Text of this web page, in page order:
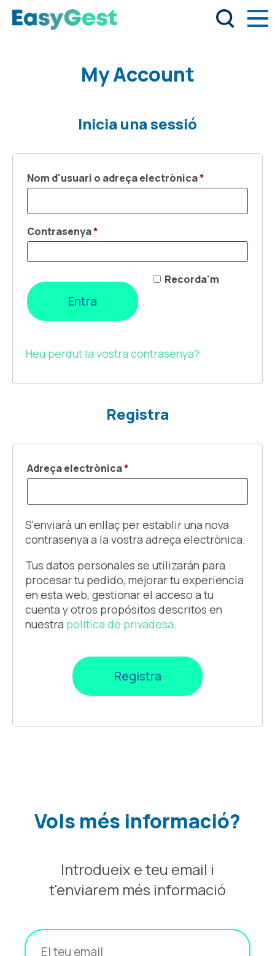
My Account
Inicia una sessió
Nom d'usuari o adreça electrònica*
Contrasenya*
Recorda'm
Entra
Heu perdut la vostra contrasenya?
Registra
Adreça electrònica*
S'enviarà un enllaç per establir una nova
contrasenya a la vostra adreça electrònica.
Tus datos personales se utilizarán para
procesar tu pedido, mejorar tu experiencia
en esta web, gestionar el acceso a tu
cuenta y otros propósitos descritos en
nuestra política de privadesa.
Registra
Vols més informació?
Introdueix e teu email i
t'enviarem més informació